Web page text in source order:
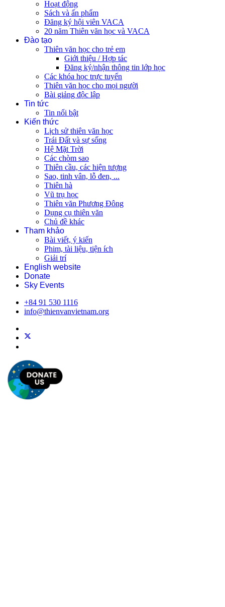
Hoạt động
Sách và ấn phẩm
Đăng ký hội viên VACA
20 năm Thiên văn học và VACA
Đào tạo
Thiên văn học cho trẻ em
Giới thiệu / Hợp tác
Đăng ký/nhận thông tin lớp học
Các khóa học trực tuyến
Thiên văn học cho mọi người
Bài giảng độc lập
Tin tức
Tin nổi bật
Kiến thức
Lịch sử thiên văn học
Trái Đất và sự sống
Hệ Mặt Trời
Các chòm sao
Thiên cầu, các hiện tượng
Sao, tinh vân, lỗ đen, ...
Thiên hà
Vũ trụ học
Thiên văn Phương Đông
Dụng cụ thiên văn
Chủ đề khác
Tham khảo
Bài viết, ý kiến
Phim, tài liệu, tiện ích
Giải trí
English website
Donate
Sky Events
+84 91 530 1116
info@thienvanvietnam.org